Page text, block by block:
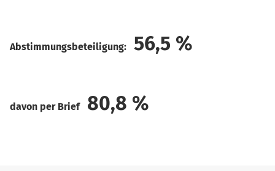
Abstimmungsbeteiligung: 56,5 %
davon per Brief 80,8 %